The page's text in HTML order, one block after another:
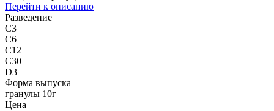
Перейти к описанию
Разведение
C3
C6
C12
C30
D3
Форма выпуска
гранулы 10г
Цена